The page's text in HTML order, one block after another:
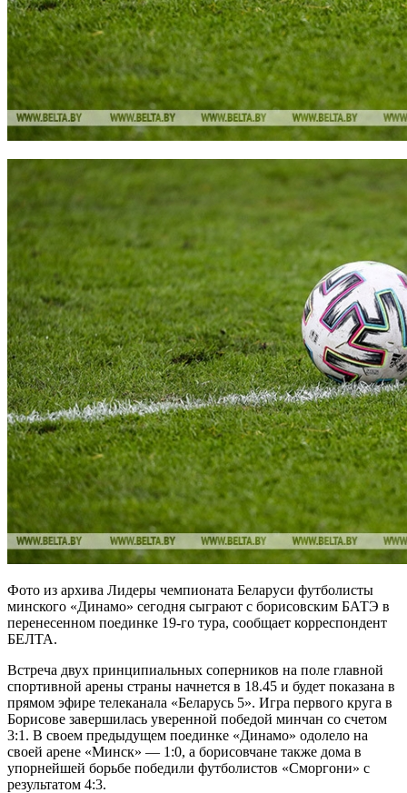
Фото из архива Лидеры чемпионата Беларуси футболисты
минского «Динамо» сегодня сыграют с борисовским БАТЭ в
перенесенном поединке 19-го тура, сообщает корреспондент
БЕЛТА.
Встреча двух принципиальных соперников на поле главной
спортивной арены страны начнется в 18.45 и будет показана в
прямом эфире телеканала «Беларусь 5». Игра первого круга в
Борисове завершилась уверенной победой минчан со счетом
3:1. В своем предыдущем поединке «Динамо» одолело на
своей арене «Минск» — 1:0, а борисовчане также дома в
упорнейшей борьбе победили футболистов «Сморгони» с
результатом 4:3.